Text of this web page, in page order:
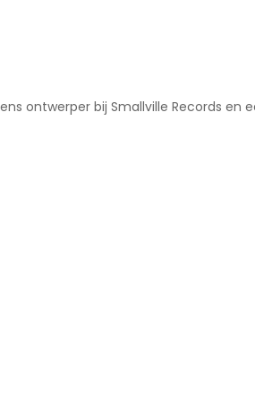
ontwerper bij Smallville Records en